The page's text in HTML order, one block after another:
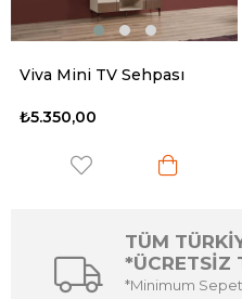
Viva Mini TV Sehpası
₺5.350,00
TÜM
*ÜCRETSİZ
*Minimum Sepet